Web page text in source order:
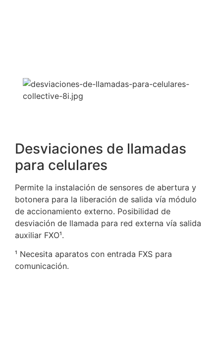
Desviaciones de llamadas
para celulares
Permite la instalación de sensores de abertura y
botonera para la liberación de salida vía módulo
de accionamiento externo. Posibilidad de
desviación de llamada para red externa vía salida
auxiliar FXO¹.
¹ Necesita aparatos con entrada FXS para
comunicación.